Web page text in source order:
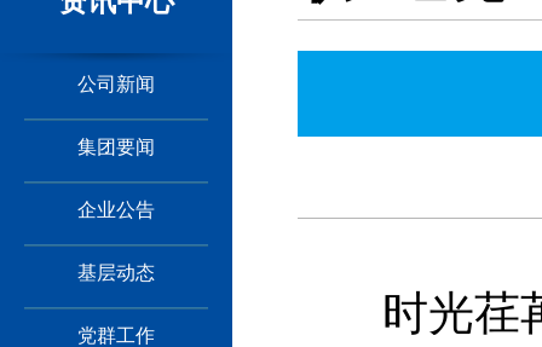
公司新闻
集团要闻
企业公告
基层动态
党群工作
时光荏苒